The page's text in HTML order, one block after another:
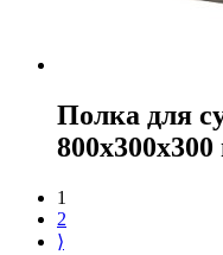
Полка для
1
2
⟩